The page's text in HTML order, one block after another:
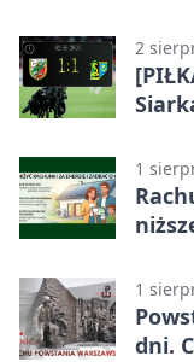
2
1
1
dni.